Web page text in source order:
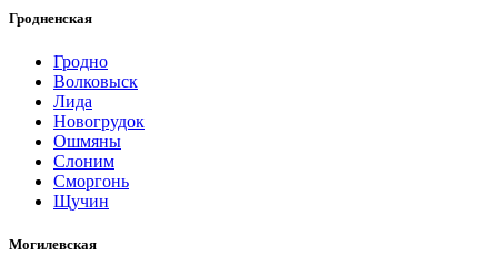
Гродненская
Гродно
Волковыск
Лида
Новогрудок
Ошмяны
Слоним
Сморгонь
Щучин
Могилевская